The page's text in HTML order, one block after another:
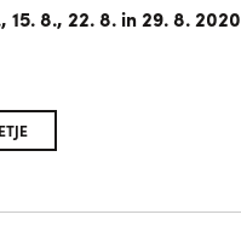
15. 8., 22. 8. in 29. 8. 2020